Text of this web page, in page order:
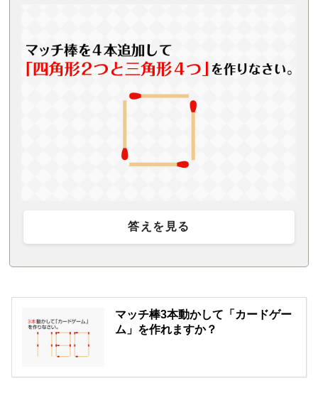
答えを見る
マッチ棒3本動かして「カードゲー
ム」を作れますか？